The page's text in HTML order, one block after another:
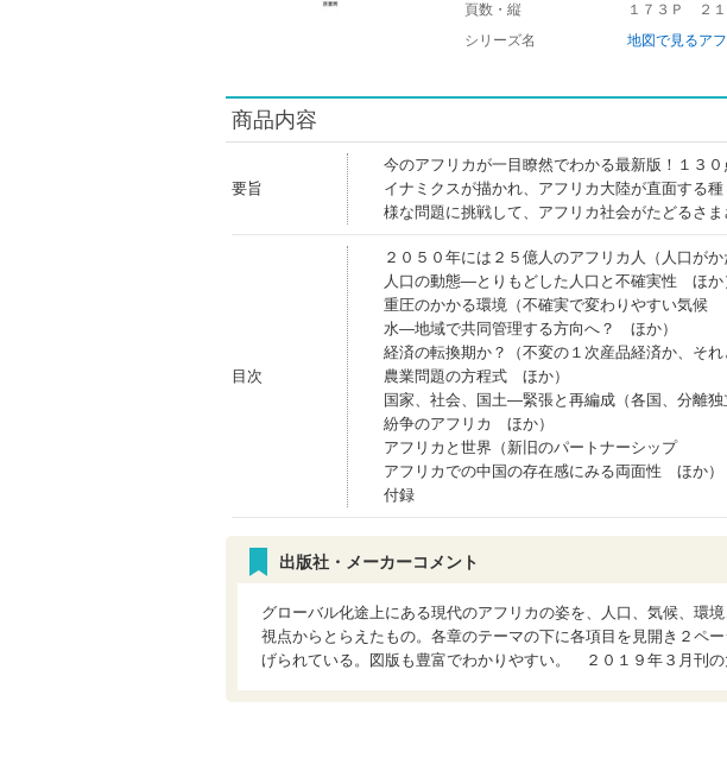
頁数・縦
１７３Ｐ ２１
シリーズ名
地図で見るア
商品内容
要旨
今のアフリカが一目瞭然でわかる最新版！１３
イナミクスが描かれ、アフリカ大陸が直面する
様な問題に挑戦して、アフリカ社会がたどるさま
目次
２０５０年には２５億人のアフリカ人（人口が
人口の動態―とりもどした人口と不確実性 ほか
重圧のかかる環境（不確実で変わりやすい気候
水―地域で共同管理する方向へ？ ほか）
経済の転換期か？（不変の１次産品経済か、それ
農業問題の方程式 ほか）
国家、社会、国土―緊張と再編成（各国、分離
紛争のアフリカ ほか）
アフリカと世界（新旧のパートナーシップ
アフリカでの中国の存在感にみる両面性 ほか）
付録
出版社・メーカーコメント
グローバル化途上にある現代のアフリカの姿を、人口、気候、環
視点からとらえたもの。各章のテーマの下に各項目を見開き２ペ
げられている。図版も豊富でわかりやすい。 ２０１９年３月刊の